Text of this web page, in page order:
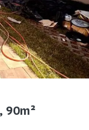
90m²